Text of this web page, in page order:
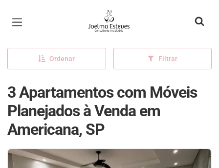
Página inicial
Ordenar Filtrar
3 Apartamentos com Móveis
Planejados à Venda em
Americana, SP